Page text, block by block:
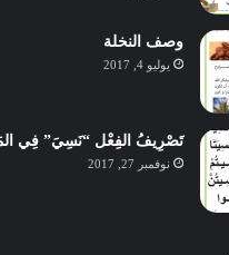
وصف النخلة
يوليو 4, 2017
تَصْرِيفُ الفِعْل “نَسِيَ” فِي
نوفمبر 27, 2017